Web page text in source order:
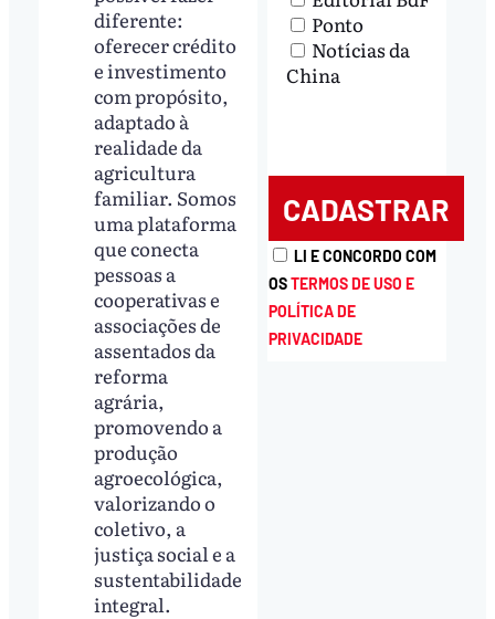
diferente:
oferecer crédito
e investimento
com propósito,
adaptado à
realidade da
agricultura
familiar. Somos
uma plataforma
que conecta
pessoas a
cooperativas e
associações de
assentados da
reforma
agrária,
promovendo a
produção
agroecológica,
valorizando o
coletivo, a
justiça social e a
sustentabilidade
integral.
Ponto
Notícias da
China
LI E CONCORDO COM
OSTERMOS DE USO E
POLÍTICA DE
PRIVACIDADE